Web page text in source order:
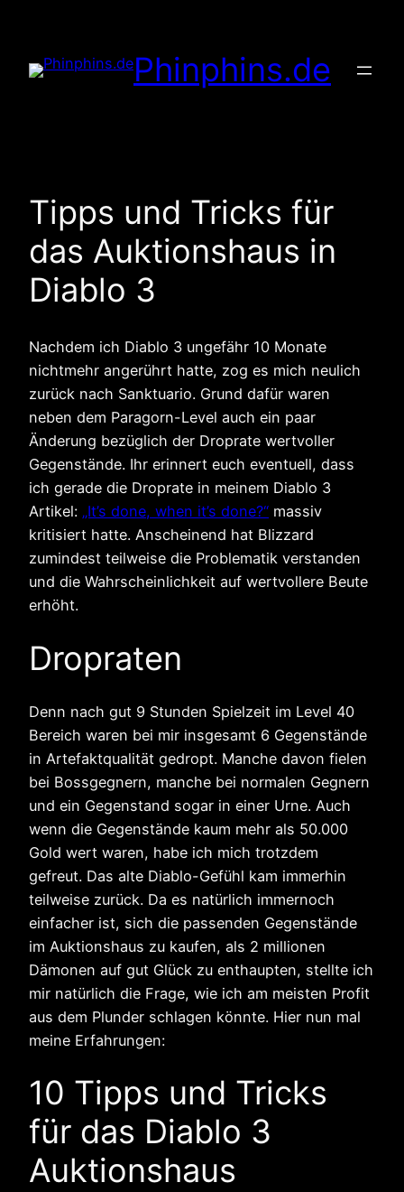
springen
Phinphins.de
Tipps und Tricks für
das Auktionshaus in
Diablo 3
Nachdem ich Diablo 3 ungefähr 10 Monate
nichtmehr angerührt hatte, zog es mich neulich
zurück nach Sanktuario. Grund dafür waren
neben dem Paragorn-Level auch ein paar
Änderung bezüglich der Droprate wertvoller
Gegenstände. Ihr erinnert euch eventuell, dass
ich gerade die Droprate in meinem Diablo 3
Artikel: „It’s done, when it’s done?“ massiv
kritisiert hatte. Anscheinend hat Blizzard
zumindest teilweise die Problematik verstanden
und die Wahrscheinlichkeit auf wertvollere Beute
erhöht.
Dropraten
Denn nach gut 9 Stunden Spielzeit im Level 40
Bereich waren bei mir insgesamt 6 Gegenstände
in Artefaktqualität gedropt. Manche davon fielen
bei Bossgegnern, manche bei normalen Gegnern
und ein Gegenstand sogar in einer Urne. Auch
wenn die Gegenstände kaum mehr als 50.000
Gold wert waren, habe ich mich trotzdem
gefreut. Das alte Diablo-Gefühl kam immerhin
teilweise zurück. Da es natürlich immernoch
einfacher ist, sich die passenden Gegenstände
im Auktionshaus zu kaufen, als 2 millionen
Dämonen auf gut Glück zu enthaupten, stellte ich
mir natürlich die Frage, wie ich am meisten Profit
aus dem Plunder schlagen könnte. Hier nun mal
meine Erfahrungen:
10 Tipps und Tricks
für das Diablo 3
Auktionshaus